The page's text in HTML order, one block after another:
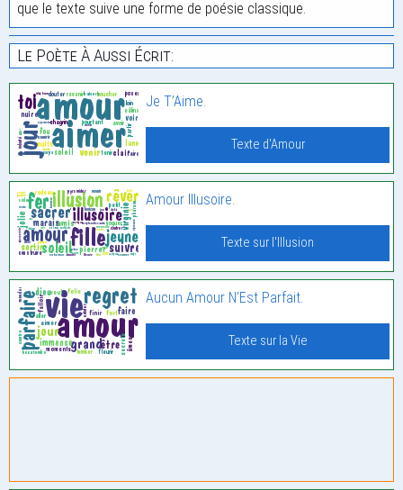
que le texte suive une forme de poésie classique.
Le Poète À Aussi Écrit:
Je T’Aime.
Texte d'Amour
Amour Illusoire.
Texte sur l'Illusion
Aucun Amour N’Est Parfait.
Texte sur la Vie